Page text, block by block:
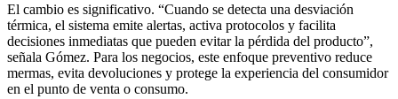
El cambio es significativo. “Cuando se detecta una desviación
térmica, el sistema emite alertas, activa protocolos y facilita
decisiones inmediatas que pueden evitar la pérdida del producto”,
señala Gómez. Para los negocios, este enfoque preventivo reduce
mermas, evita devoluciones y protege la experiencia del consumidor
en el punto de venta o consumo.